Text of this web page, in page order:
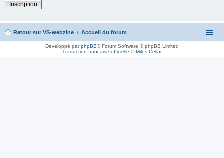
Inscription
Retour sur VS-webzine Accueil du forum
Développé parphpBB® Forum Software © phpBB Limited
Traduction française officielle ©Miles Cellar